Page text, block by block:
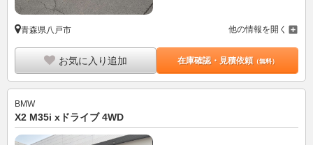
青森県八戸市 他の情報を開く
お気に入り追加 在庫確認・見積依頼（無料）
BMW
X2 M35i xドライブ 4WD